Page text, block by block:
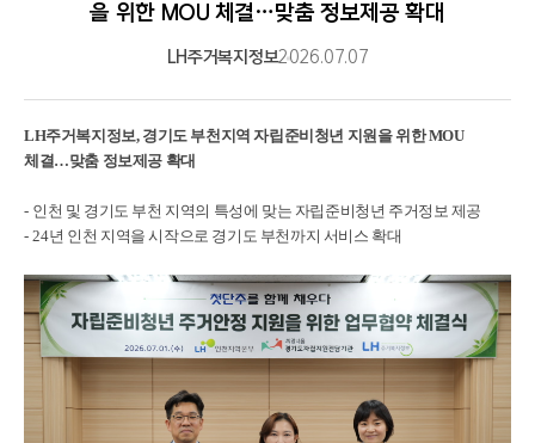
을 위한 MOU 체결…맞춤 정보제공 확대
LH주거복지정보2026.07.07
LH주거복지정보, 경기도 부천지역 자립준비청년 지원을 위한MOU
체결…맞춤 정보제공 확대
- 인천 및 경기도 부천 지역의 특성에 맞는 자립준비청년 주거정보 제공
- 24년 인천 지역을 시작으로 경기도 부천까지 서비스 확대